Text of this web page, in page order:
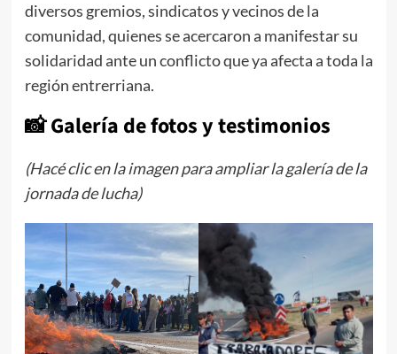
diversos gremios, sindicatos y vecinos de la
comunidad, quienes se acercaron a manifestar su
solidaridad ante un conflicto que ya afecta a toda la
región entrerriana.
📸 Galería de fotos y testimonios
(Hacé clic en la imagen para ampliar la galería de la
jornada de lucha)